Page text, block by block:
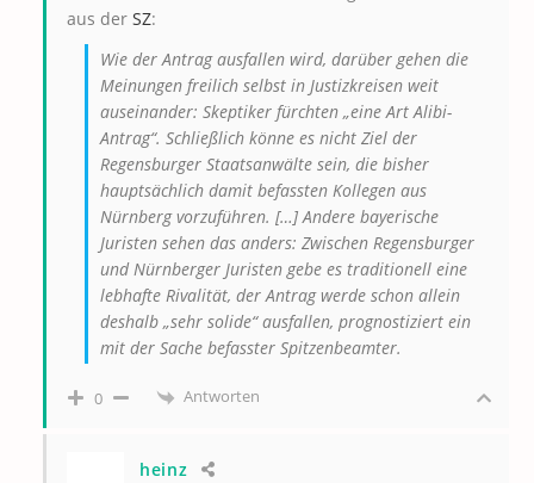
aus der SZ:
Wie der Antrag ausfallen wird, darüber gehen die
Meinungen freilich selbst in Justizkreisen weit
auseinander: Skeptiker fürchten „eine Art Alibi-
Antrag“. Schließlich könne es nicht Ziel der
Regensburger Staatsanwälte sein, die bisher
hauptsächlich damit befassten Kollegen aus
Nürnberg vorzuführen. […] Andere bayerische
Juristen sehen das anders: Zwischen Regensburger
und Nürnberger Juristen gebe es traditionell eine
lebhafte Rivalität, der Antrag werde schon allein
deshalb „sehr solide“ ausfallen, prognostiziert ein
mit der Sache befasster Spitzenbeamter.
0 Antworten
heinz